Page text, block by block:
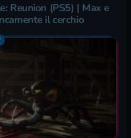
Reunion (PS5) | Max e
il cerchio